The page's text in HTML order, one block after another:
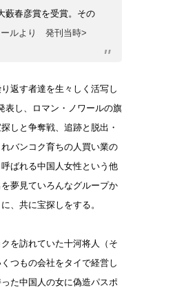
藪春彦賞を受賞。その
ールより 発刊当時>
返す者達を生々しく活写し
表し、ロマン・ノワールの旗
しと争奪戦、追跡と脱出・
バンコク育ちの人買い業の
ばれる中国人女性という他
夢見ていろんなグループか
、共に宝探しをする。
を訪れていた十河将人（そ
つもの会社をタイで経営し
た中国人の女に偽造パスポ